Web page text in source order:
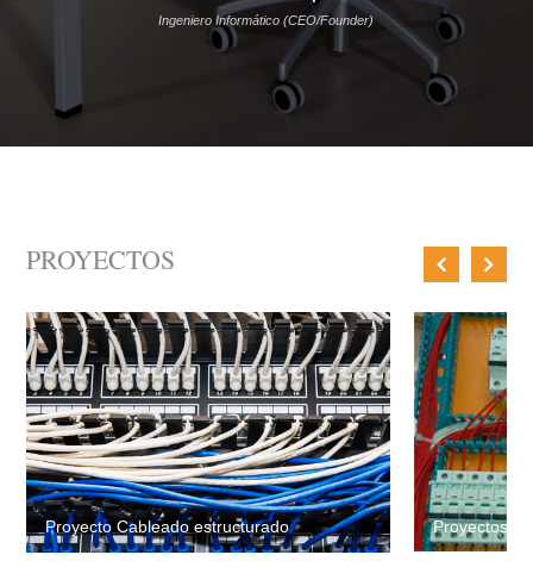
Ingeniero Informático (CEO/Founder)
PROYECTOS
Proyecto Cableado estructurado Proyectos